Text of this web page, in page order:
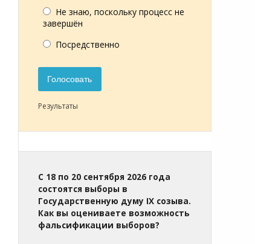
Не знаю, поскольку процесс не
завершён
Посредственно
Голосовать
Результаты
С 18 по 20 сентября 2026 года
состоятся выборы в
Государственную думу IX созыва.
Как вы оцениваете возможность
фальсификации выборов?